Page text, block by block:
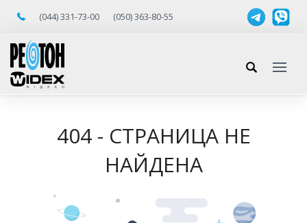
(044) 331-73-00 (050) 363-80-55
404 - СТРАНИЦА НЕ
НАЙДЕНА